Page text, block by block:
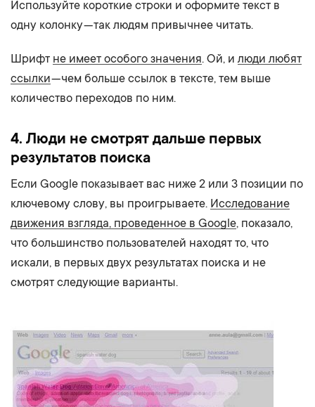
Используйте короткие строки и оформите текст в
одну колонку — так людям привычнее читать.
Шрифт не имеет особого значения. Ой, и люди любят
ссылки— чем больше ссылок в тексте, тем выше
количество переходов по ним.
4. Люди не смотрят дальше первых
результатов поиска
Если Google показывает вас ниже 2 или 3 позиции по
ключевому слову, вы проигрываете. Исследование
движения взгляда, проведенное в Google, показало,
что большинство пользователей находят то, что
искали, в первых двух результатах поиска и не
смотрят следующие варианты.